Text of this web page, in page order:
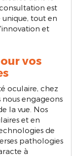
est
unique, tout en
et
vos
oculaire, chez
engageons
la vue. Nos
et en
de
pathologies
à